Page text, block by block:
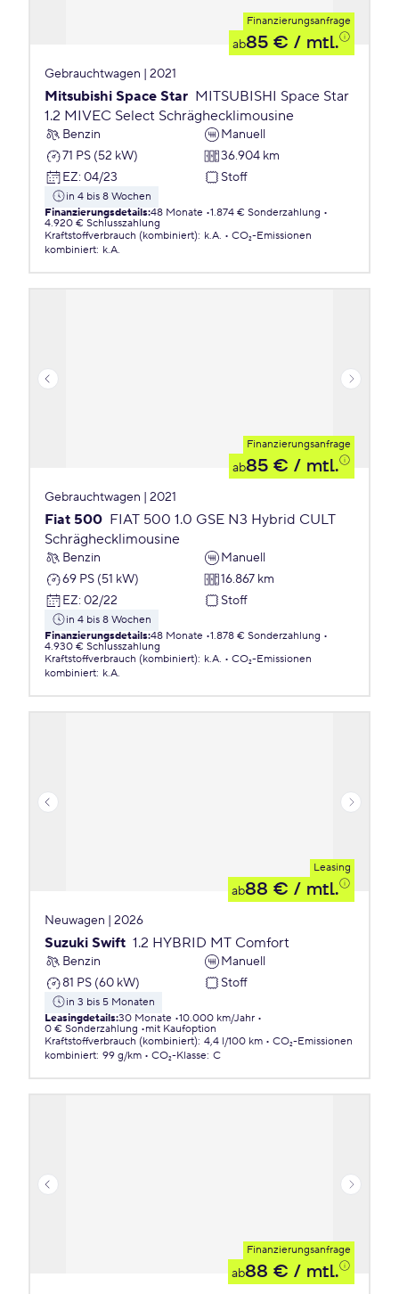
Finanzierungsanfrage
ab85 € / mtl.
Gebrauchtwagen | 2021
Mitsubishi Space Star MITSUBISHI Space Star
1.2 MIVEC Select Schräghecklimousine
Benzin
Manuell
71 PS (52 kW)
36.904 km
EZ: 04/23 Stoff
in 4 bis 8 Wochen
Finanzierungsdetails:48 Monate 1.874 € Sonderzahlung
4.920 € Schlusszahlung
Kraftstoffverbrauch (kombiniert): k.A.
CO₂-Emissionen
kombiniert: k.A.
Finanzierungsanfrage
ab85 € / mtl.
Gebrauchtwagen | 2021
Fiat 500 FIAT 500 1.0 GSE N3 Hybrid CULT
Schräghecklimousine
Benzin
Manuell
69 PS (51 kW)
16.867 km
EZ: 02/22 Stoff
in 4 bis 8 Wochen
Finanzierungsdetails:48 Monate 1.878 € Sonderzahlung
4.930 € Schlusszahlung
Kraftstoffverbrauch (kombiniert): k.A.
CO₂-Emissionen
kombiniert: k.A.
Leasing
ab88 € / mtl.
Neuwagen | 2026
Suzuki Swift 1.2 HYBRID MT Comfort
Benzin
Manuell
81 PS (60 kW)
Stoff
in 3 bis 5 Monaten
Leasingdetails:30 Monate 10.000 km/Jahr
0 € Sonderzahlung
mit Kaufoption
Kraftstoffverbrauch (kombiniert): 4,4 l/100 km
CO₂-Emissionen
kombiniert: 99 g/km CO₂-Klasse: C
Finanzierungsanfrage
ab88 € / mtl.